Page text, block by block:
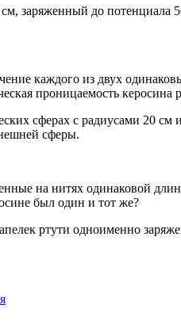
заряженный до потенциала
каждого из двух
проницаемость керосина
сферах с радиусами 20 см
сферы.
на нитях одинаковой
был один и тот же?
ртути одноименно